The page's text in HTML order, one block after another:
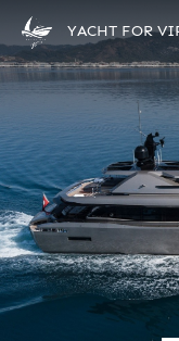
YACHT FOR